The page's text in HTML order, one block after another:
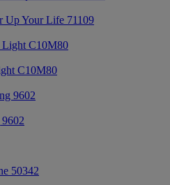
Up Your Life 71109
C10M80